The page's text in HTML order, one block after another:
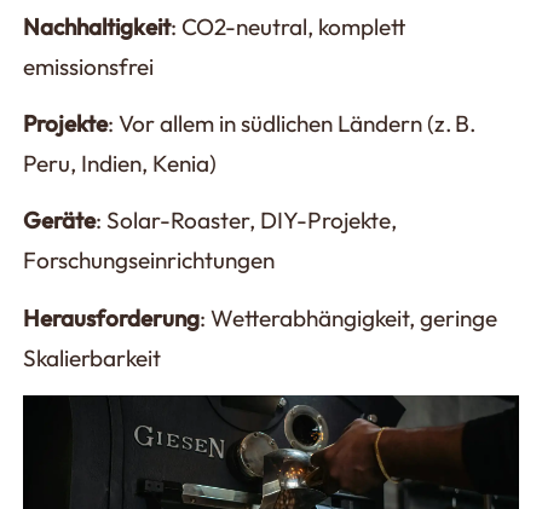
Nachhaltigkeit: CO2-neutral, komplett
emissionsfrei
Projekte: Vor allem in südlichen Ländern (z. B.
Peru, Indien, Kenia)
Geräte: Solar-Roaster, DIY-Projekte,
Forschungseinrichtungen
Herausforderung: Wetterabhängigkeit, geringe
Skalierbarkeit